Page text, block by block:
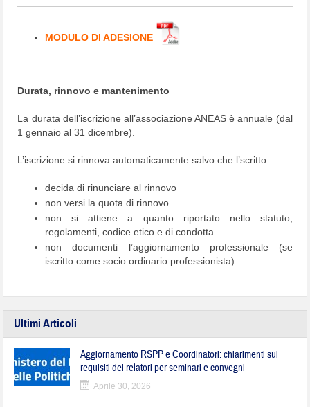
MODULO DI ADESIONE
Durata, rinnovo e mantenimento
La durata dell’iscrizione all’associazione ANEAS è annuale (dal
1 gennaio al 31 dicembre).
L’iscrizione si rinnova automaticamente salvo che l’scritto:
decida di rinunciare al rinnovo
non versi la quota di rinnovo
non si attiene a quanto riportato nello statuto,
regolamenti, codice etico e di condotta
non documenti l’aggiornamento professionale (se
iscritto come socio ordinario professionista)
Ultimi Articoli
Aggiornamento RSPP e Coordinatori: chiarimenti sui
requisiti dei relatori per seminari e convegni
Aprile 30, 2026